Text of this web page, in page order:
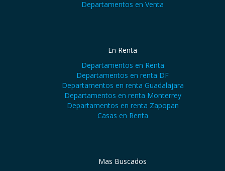
Departamentos en Venta
En Renta
Departamentos en Renta
Departamentos en renta DF
Departamentos en renta Guadalajara
Departamentos en renta Monterrey
Departamentos en renta Zapopan
Casas en Renta
Mas Buscados